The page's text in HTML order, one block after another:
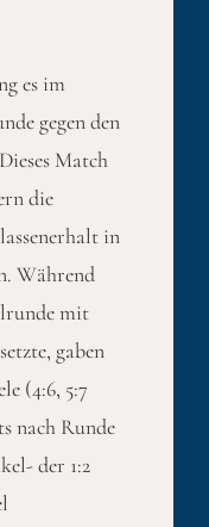
es im
gegen den
Match
die
in
Während
mit
gaben
(4:6, 5:7
nach Runde
der 1:2